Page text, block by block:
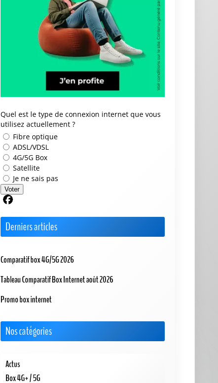
Quel est le type de connexion internet que vous
utilisez actuellement ?
Fibre optique
ADSL/VDSL
4G/5G Box
Satellite
Je ne sais pas
Voter
Derniers articles
Comparatif box 4G/5G 2026
Tableau Comparatif Box Internet août 2026
Promo box internet
Nos catégories
Actus
Box 4G+ / 5G